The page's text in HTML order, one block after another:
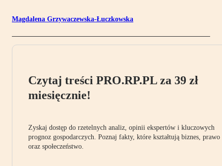
Magdalena Grzywaczewska-Łuczkowska
Czytaj treści PRO.RP.PL za 39 zł
miesięcznie!
Zyskaj dostęp do rzetelnych analiz, opinii ekspertów i kluczowych
prognoz gospodarczych. Poznaj fakty, które kształtują biznes, prawo
oraz społeczeństwo.